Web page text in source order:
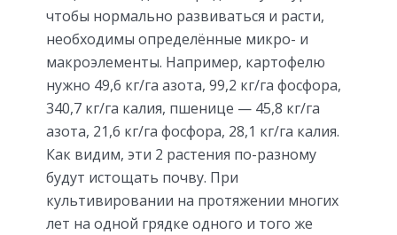
чтобы нормально развиваться и расти,
необходимы определённые микро- и
макроэлементы. Например, картофелю
нужно 49,6 кг/га азота, 99,2 кг/га фосфора,
340,7 кг/га калия, пшенице — 45,8 кг/га
азота, 21,6 кг/га фосфора, 28,1 кг/га калия.
Как видим, эти 2 растения по-разному
будут истощать почву. При
культивировании на протяжении многих
лет на одной грядке одного и того же